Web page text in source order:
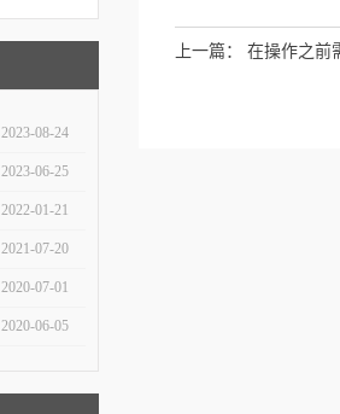
2023-08-24
2023-06-25
2022-01-21
2021-07-20
2020-07-01
2020-06-05
上一篇： 在操作之前